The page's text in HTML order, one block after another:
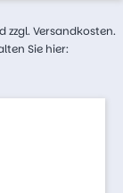
zzgl. Versandkosten.
Sie hier: